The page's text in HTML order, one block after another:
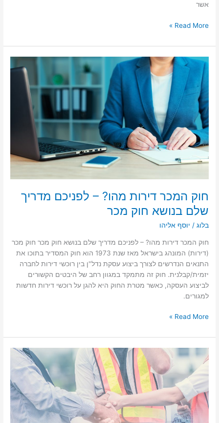
אשר
Read More »
חוק המכר דירות מהו? – לפניכם מדריך
שלם בנושא חוק מכר
בלוג / יוסף אליהו
חוק המכר דירות מהו? – לפניכם מדריך שלם בנושא חוק מכר חוק מכר
(דירות) המונהג בישראל מאז שנת 1973 הוא חוק המסדיר בתוכו את
התנאים הנדרשים לצורך ביצוע עסקת נדל"ן בין רוכשי דירות לחברה
יזמית/קבלנית. חוק זה מתמקד במגוון רחב של היבטים הקשורים
לביצוע העסקה, כאשר מטרת החוק היא להגן על רוכשי דירות חדשות
למגורים.
חוק
המכר
דירות
מהו?
–
לפניכם
מדריך
שלם
בנושא
חוק
Read More »
קבלן
–
מה
האחריות
של
הקבלן